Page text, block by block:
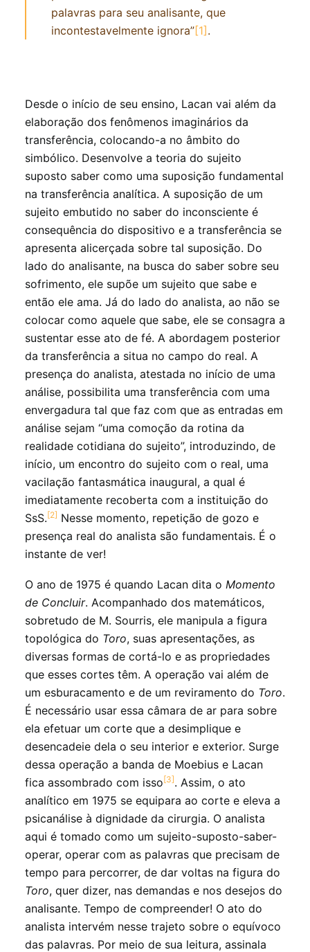
palavras para seu analisante, que
incontestavelmente ignora”[1] .
Desde o início de seu ensino, Lacan vai além da
elaboração dos fenômenos imaginários da
transferência, colocando-a no âmbito do
simbólico. Desenvolve a teoria do sujeito
suposto saber como uma suposição fundamental
na transferência analítica. A suposição de um
sujeito embutido no saber do inconsciente é
consequência do dispositivo e a transferência se
apresenta alicerçada sobre tal suposição. Do
lado do analisante, na busca do saber sobre seu
sofrimento, ele supõe um sujeito que sabe e
então ele ama. Já do lado do analista, ao não se
colocar como aquele que sabe, ele se consagra a
sustentar esse ato de fé. A abordagem posterior
da transferência a situa no campo do real. A
presença do analista, atestada no início de uma
análise, possibilita uma transferência com uma
envergadura tal que faz com que as entradas em
análise sejam “uma comoção da rotina da
realidade cotidiana do sujeito”, introduzindo, de
início, um encontro do sujeito com o real, uma
vacilação fantasmática inaugural, a qual é
imediatamente recoberta com a instituição do
SsS. [2] Nesse momento, repetição de gozo e
presença real do analista são fundamentais. É o
instante de ver!
O ano de 1975 é quando Lacan dita o Momento
de Concluir. Acompanhado dos matemáticos,
sobretudo de M. Sourris, ele manipula a figura
topológica do Toro, suas apresentações, as
diversas formas de cortá-lo e as propriedades
que esses cortes têm. A operação vai além de
um esburacamento e de um reviramento do Toro.
É necessário usar essa câmara de ar para sobre
ela efetuar um corte que a desimplique e
desencadeie dela o seu interior e exterior. Surge
dessa operação a banda de Moebius e Lacan
fica assombrado com isso [3]. Assim, o ato
analítico em 1975 se equipara ao corte e eleva a
psicanálise à dignidade da cirurgia. O analista
aqui é tomado como um sujeito-suposto-saber-
operar, operar com as palavras que precisam de
tempo para percorrer, de dar voltas na figura do
Toro, quer dizer, nas demandas e nos desejos do
analisante. Tempo de compreender! O ato do
analista intervém nesse trajeto sobre o equívoco
das palavras. Por meio de sua leitura, assinala